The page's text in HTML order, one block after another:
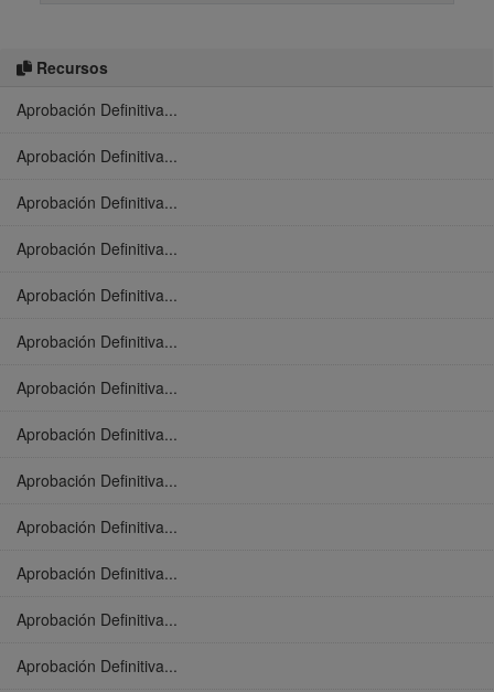
Recursos
Aprobación Definitiva...
Aprobación Definitiva...
Aprobación Definitiva...
Aprobación Definitiva...
Aprobación Definitiva...
Aprobación Definitiva...
Aprobación Definitiva...
Aprobación Definitiva...
Aprobación Definitiva...
Aprobación Definitiva...
Aprobación Definitiva...
Aprobación Definitiva...
Aprobación Definitiva...